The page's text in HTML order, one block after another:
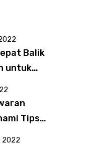
Balik
untuk
Tips
2022